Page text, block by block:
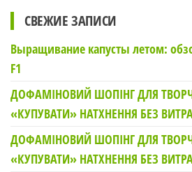
СВЕЖИЕ ЗАПИСИ
Выращивание капусты летом:
F1
ДОФАМІНОВИЙ ШОПІНГ ДЛЯ
«КУПУВАТИ» НАТХНЕННЯ БЕЗ
ДОФАМІНОВИЙ ШОПІНГ ДЛЯ
«КУПУВАТИ» НАТХНЕННЯ БЕЗ